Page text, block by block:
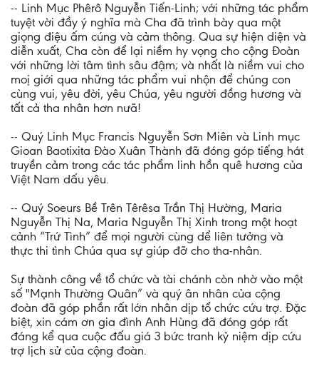
-- Linh Mục Phêrô Nguyễn Tiến-Linh; với những tác phẩm
tuyệt vời đầy ý nghĩa mà Cha đã trình bày qua một
giọng điệu ấm cúng và cảm thông. Qua sự hiện diện và
diễn xuất, Cha còn để lại niềm hy vọng cho cộng Đoàn
với những lời tâm tình sâu đậm; và nhất là niềm vui cho
moị giới qua những tác phẩm vui nhộn để chúng con
cùng vui, yêu đời, yêu Chúa, yêu người đồng hương và
tất cả tha nhân hơn nưã!
-- Quý Linh Mục Francis Nguyễn Sơn Miên và Linh mục
Gioan Baotixita Đào Xuân Thành đã đóng góp tiếng hát
truyền cảm trong các tác phẩm linh hồn quê hương của
Việt Nam dấu yêu.
-- Quý Soeurs Bề Trên Têrêsa Trần Thị Hường, Maria
Nguyễn Thị Na, Maria Nguyễn Thị Xinh trong một hoạt
cảnh “Trứ Tình” để mọi người cùng dể liên tưởng và
thực thi tình Chúa qua sự giúp đỡ cho tha-nhân.
Sự thành công về tổ chức và tài chánh còn nhờ vào một
số "Mạnh Thường Quân” và quý ân nhân của cộng
đoàn đã góp phần rất lớn nhân dịp tổ chức cứu trợ. Đặc
biệt, xin cám ơn gia đình Anh Hùng đã đóng góp rất
đáng kể qua cuộc đấu giá 3 bức tranh kỷ niệm dịp cứu
trợ lịch sử của cộng đoàn.